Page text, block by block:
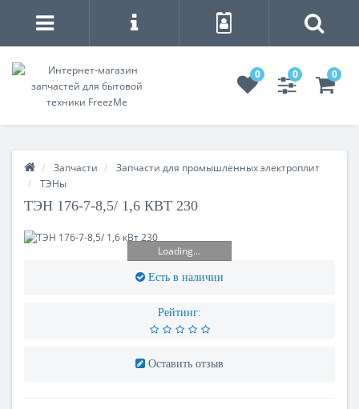
0 0 0
Запчасти
Запчасти для промышленных электроплит
ТЭНы
ТЭН 176-7-8,5/ 1,6 КВТ 230
Loading...
Есть в наличии
Рейтинг:
Оставить отзыв